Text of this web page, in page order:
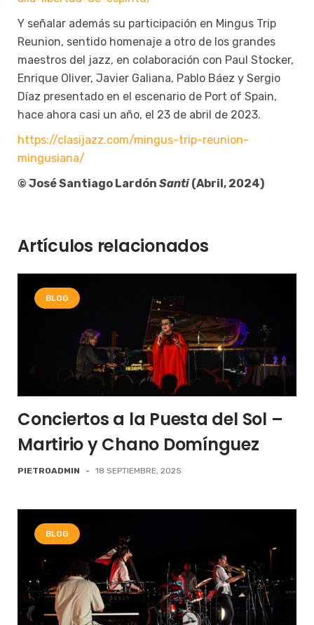
Y señalar además su participación en Mingus Trip
Reunion, sentido homenaje a otro de los grandes
maestros del jazz, en colaboración con Paul Stocker,
Enrique Oliver, Javier Galiana, Pablo Báez y Sergio
Díaz presentado en el escenario de Port of Spain,
hace ahora casi un año, el 23 de abril de 2023.
https://clasijazz.com/mingus-trip-reunion-
mingusiana/
© José Santiago Lardón Santi (Abril, 2024)
Artículos relacionados
BLOG
Conciertos a la Puesta del Sol –
Martirio y Chano Domínguez
PIETROADMIN - 18 SEPTIEMBRE, 2025
BLOG